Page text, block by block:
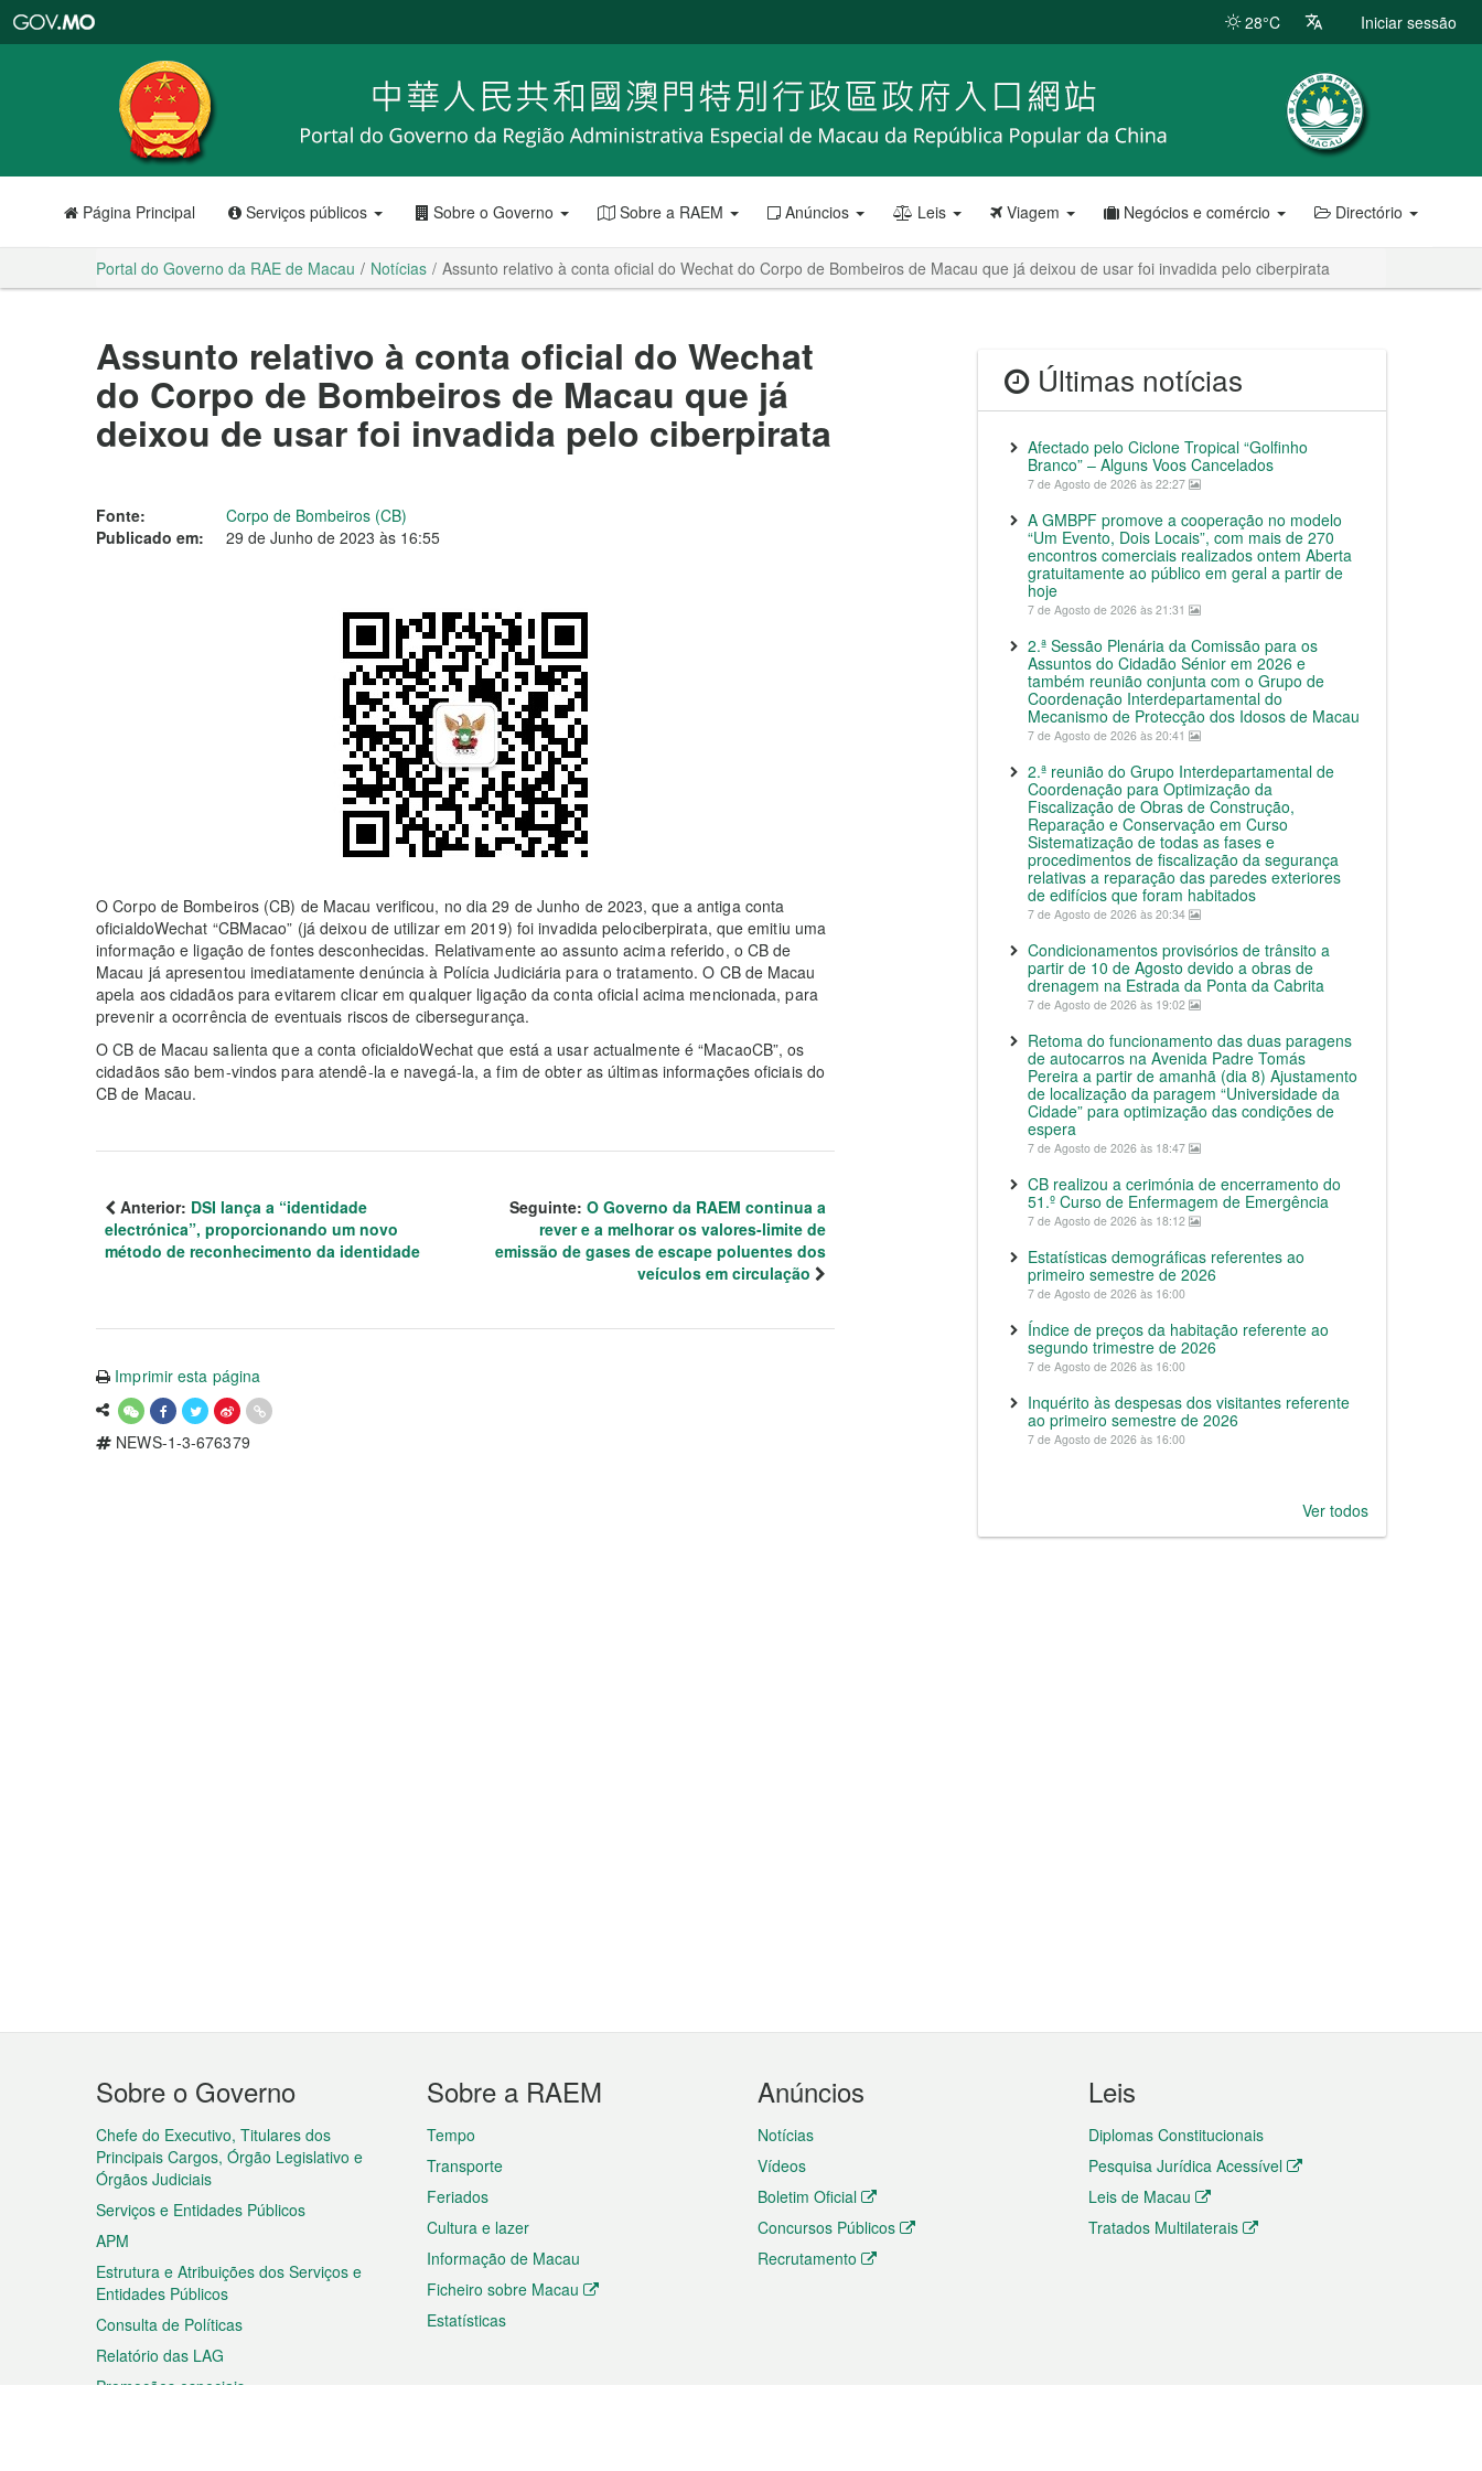
RAE
de
Macau
28°C Iniciar sessão
Página Principal Serviços públicos Sobre o Governo Sobre a RAEM Anúncios Leis Viagem Negócios e comércio Directório
Portal do Governo da RAE de Macau Notícias Assunto relativo à conta oficial do Wechat do Corpo de Bombeiros de Macau que já deixou de usar foi invadida pelo ciberpirata
Assunto relativo à conta oficial do Wechat
do Corpo de Bombeiros de Macau que já
deixou de usar foi invadida pelo ciberpirata
Fonte:
Corpo de Bombeiros (CB)
Publicado em:
29 de Junho de 2023 às 16:55
O Corpo de Bombeiros (CB) de Macau verificou, no dia 29 de Junho de 2023, que a antiga conta
oficialdoWechat “CBMacao” (já deixou de utilizar em 2019) foi invadida pelociberpirata, que emitiu uma
informação e ligação de fontes desconhecidas. Relativamente ao assunto acima referido, o CB de
Macau já apresentou imediatamente denúncia à Polícia Judiciária para o tratamento. O CB de Macau
apela aos cidadãos para evitarem clicar em qualquer ligação da conta oficial acima mencionada, para
prevenir a ocorrência de eventuais riscos de cibersegurança.
O CB de Macau salienta que a conta oficialdoWechat que está a usar actualmente é “MacaoCB”, os
cidadãos são bem-vindos para atendê-la e navegá-la, a fim de obter as últimas informações oficiais do
CB de Macau.
Anterior: DSI lança a “identidade
electrónica”, proporcionando um novo
método de reconhecimento da identidade
Seguinte: O Governo da RAEM continua a
rever e a melhorar os valores-limite de
emissão de gases de escape poluentes dos
veículos em circulação
Imprimir esta página
NEWS-1-3-676379
Últimas notícias
Afectado pelo Ciclone Tropical “Golfinho
Branco” – Alguns Voos Cancelados
7 de Agosto de 2026 às 22:27
A GMBPF promove a cooperação no modelo
“Um Evento, Dois Locais”, com mais de 270
encontros comerciais realizados ontem Aberta
gratuitamente ao público em geral a partir de
hoje
7 de Agosto de 2026 às 21:31
2.ª Sessão Plenária da Comissão para os
Assuntos do Cidadão Sénior em 2026 e
também reunião conjunta com o Grupo de
Coordenação Interdepartamental do
Mecanismo de Protecção dos Idosos de Macau
7 de Agosto de 2026 às 20:41
2.ª reunião do Grupo Interdepartamental de
Coordenação para Optimização da
Fiscalização de Obras de Construção,
Reparação e Conservação em Curso
Sistematização de todas as fases e
procedimentos de fiscalização da segurança
relativas a reparação das paredes exteriores
de edifícios que foram habitados
7 de Agosto de 2026 às 20:34
Condicionamentos provisórios de trânsito a
partir de 10 de Agosto devido a obras de
drenagem na Estrada da Ponta da Cabrita
7 de Agosto de 2026 às 19:02
Retoma do funcionamento das duas paragens
de autocarros na Avenida Padre Tomás
Pereira a partir de amanhã (dia 8) Ajustamento
de localização da paragem “Universidade da
Cidade” para optimização das condições de
espera
7 de Agosto de 2026 às 18:47
CB realizou a cerimónia de encerramento do
51.º Curso de Enfermagem de Emergência
7 de Agosto de 2026 às 18:12
Estatísticas demográficas referentes ao
primeiro semestre de 2026
7 de Agosto de 2026 às 16:00
Índice de preços da habitação referente ao
segundo trimestre de 2026
7 de Agosto de 2026 às 16:00
Inquérito às despesas dos visitantes referente
ao primeiro semestre de 2026
7 de Agosto de 2026 às 16:00
Ver todos
Menu
do
rodapé
Sobre o Governo
Chefe do Executivo, Titulares dos
Principais Cargos, Órgão Legislativo e
Órgãos Judiciais
Serviços e Entidades Públicos
APM
Estrutura e Atribuições dos Serviços e
Entidades Públicos
Consulta de Políticas
Relatório das LAG
Promoções especiais
Sobre a RAEM
Tempo
Transporte
Feriados
Cultura e lazer
Informação de Macau
Ficheiro sobre Macau
Estatísticas
Anúncios
Notícias
Vídeos
Boletim Oficial
Concursos Públicos
Recrutamento
Leis
Diplomas Constitucionais
Pesquisa Jurídica Acessível
Leis de Macau
Tratados Multilaterais